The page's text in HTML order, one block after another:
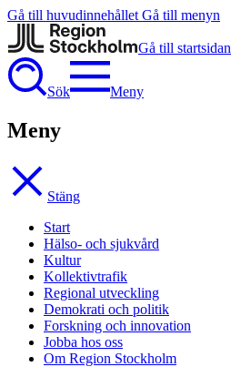
Gå till huvudinnehållet Gå till menyn
Gå till startsidan
Sök Meny
Meny
Stäng
Start
Hälso- och sjukvård
Kultur
Kollektivtrafik
Regional utveckling
Demokrati och politik
Forskning och innovation
Jobba hos oss
Om Region Stockholm